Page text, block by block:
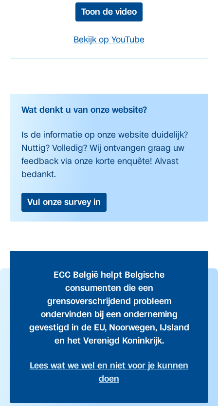
Toon de video
Bekijk op YouTube
Wat denkt u van onze website?
Is de informatie op onze website duidelijk?
Nuttig? Volledig? Wij ontvangen graag uw
feedback via onze korte enquête! Alvast
bedankt.
Vul onze survey in
ECC België helpt Belgische
consumenten die een
grensoverschrijdend probleem
ondervinden bij een onderneming
gevestigd in de EU, Noorwegen, IJsland
en het Verenigd Koninkrijk.
Lees wat we wel en niet voor je kunnen
doen